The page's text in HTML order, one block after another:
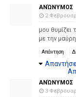
ΑΝΏΝΥΜΟΣ
2
μου θυμίζει
με την
Απάντηση
ΑΝΏΝΥΜΟΣ
3